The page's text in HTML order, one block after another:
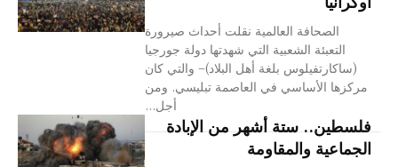
الصحافة العالمية نقلت أحداث صيرورة
التعبئة الشعبية التي شهدتها دولة جورجيا
(ساكارتفيلوس بلغة أهل البلاد)– والتي كان
مركزها الأساسي في العاصمة تبليسي. ومن
أجل...
فلسطين.. ستة أشهر من الإبادة
الجماعية والمقاومة